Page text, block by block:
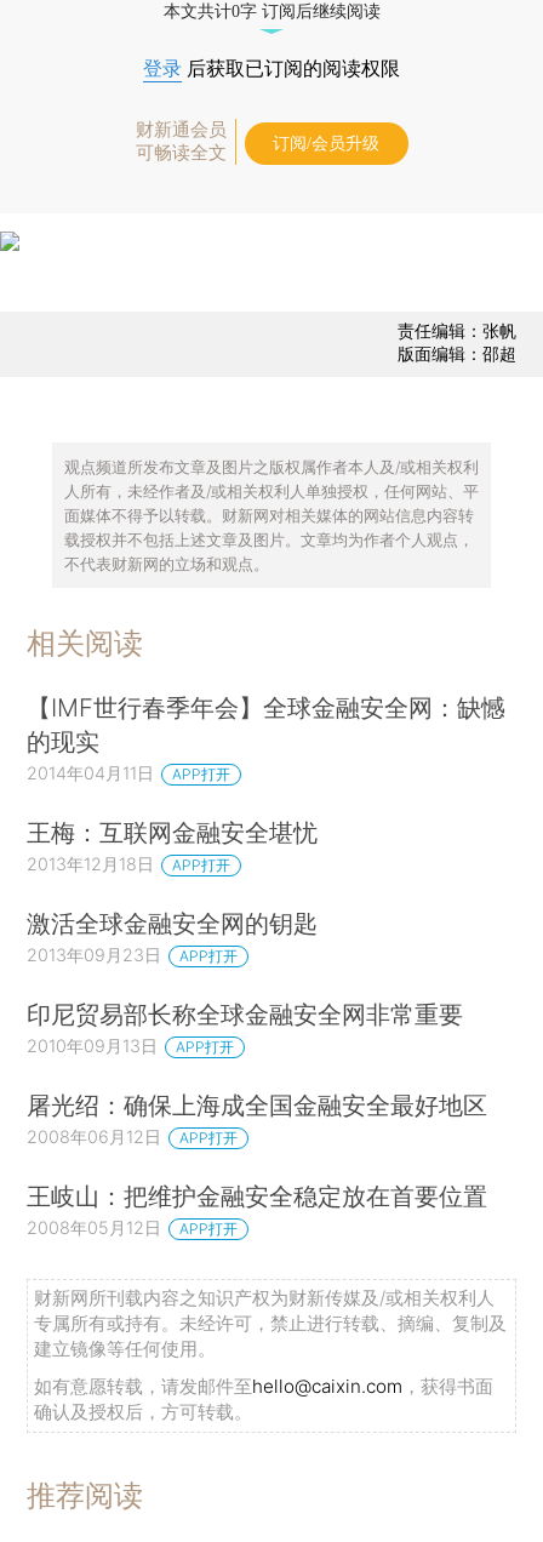
本文共计0字 订阅后继续阅读
登录 后获取已订阅的阅读权限
财新通会员
可畅读全文
订阅/会员升级
责任编辑：张帆
版面编辑：邵超
观点频道所发布文章及图片之版权属作者本人及/或相关权利
人所有，未经作者及/或相关权利人单独授权，任何网站、平
面媒体不得予以转载。财新网对相关媒体的网站信息内容转
载授权并不包括上述文章及图片。文章均为作者个人观点，
不代表财新网的立场和观点。
相关阅读
【IMF世行春季年会】全球金融安全网：缺憾
的现实
2014年04月11日 APP打开
王梅：互联网金融安全堪忧
2013年12月18日 APP打开
激活全球金融安全网的钥匙
2013年09月23日 APP打开
印尼贸易部长称全球金融安全网非常重要
2010年09月13日 APP打开
屠光绍：确保上海成全国金融安全最好地区
2008年06月12日 APP打开
王岐山：把维护金融安全稳定放在首要位置
2008年05月12日 APP打开
财新网所刊载内容之知识产权为财新传媒及/或相关权利人
专属所有或持有。未经许可，禁止进行转载、摘编、复制及
建立镜像等任何使用。
如有意愿转载，请发邮件至hello@caixin.com ，获得书面
确认及授权后，方可转载。
推荐阅读